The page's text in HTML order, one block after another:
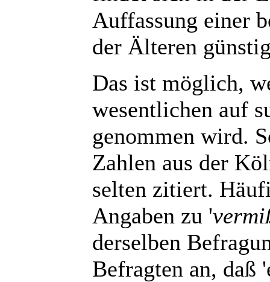
Auffassung einer
der Älteren
Das ist möglich,
wesentlichen auf
genommen wird.
Zahlen aus der
selten zitiert.
Angaben zu '
derselben
Befragten an, daß